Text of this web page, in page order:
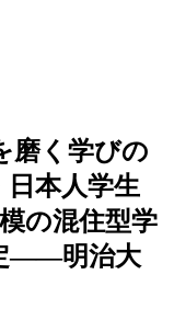
磨く学びの
日本人学生
の混住型学
――明治大